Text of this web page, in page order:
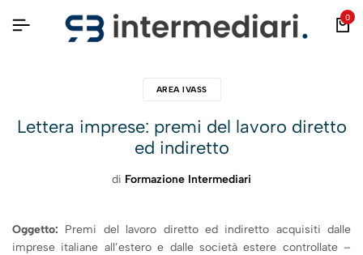
0
AREA IVASS
Lettera imprese: premi del lavoro diretto
ed indiretto
di Formazione Intermediari
Oggetto: Premi del lavoro diretto ed indiretto acquisiti dalle
imprese italiane all’estero e dalle società estere controllate –